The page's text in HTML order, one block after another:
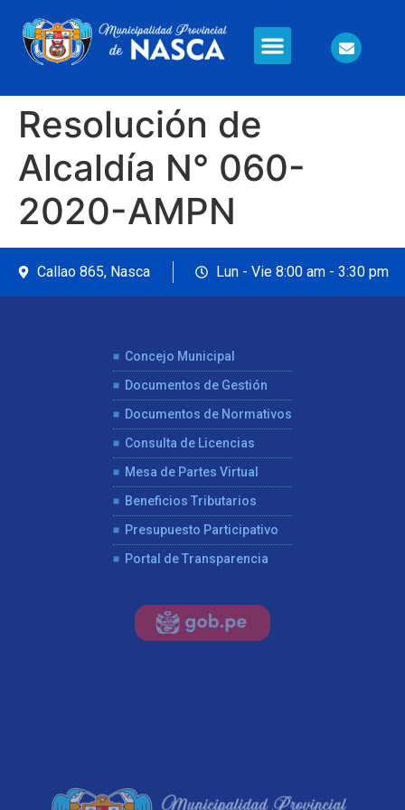
Resolución de
Alcaldía N° 060-
2020-AMPN
Callao 865, Nasca Lun - Vie 8:00 am - 3:30 pm
Concejo Municipal
Documentos de Gestión
Documentos de Normativos
Consulta de Licencias
Mesa de Partes Virtual
Beneficios Tributarios
Presupuesto Participativo
Portal de Transparencia